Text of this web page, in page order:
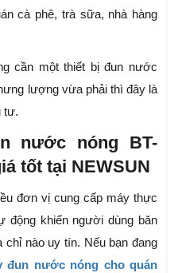
cà phê, trà sữa, nhà hàng
cần một thiết bị đun nước
lượng vừa phải thì đây là
tư.
nước nóng BT-
tốt tại NEWSUN
đơn vị cung cấp máy thực
động khiến người dùng băn
chỉ nào uy tín. Nếu bạn đang
đun nước nóng cho quán